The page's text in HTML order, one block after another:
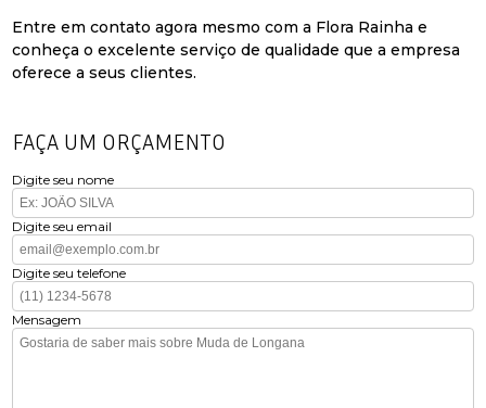
Entre em contato agora mesmo com a Flora Rainha e
conheça o excelente serviço de qualidade que a empresa
oferece a seus clientes.
FAÇA UM ORÇAMENTO
Digite seu nome
Digite seu email
Digite seu telefone
Mensagem